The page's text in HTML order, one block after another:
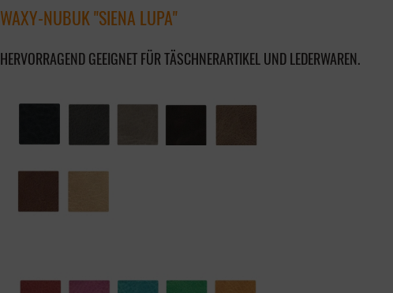
WAXY-NUBUK "SIENA LUPA"
HERVORRAGEND GEEIGNET FÜR TÄSCHNERARTIKEL UND LEDERWAREN.